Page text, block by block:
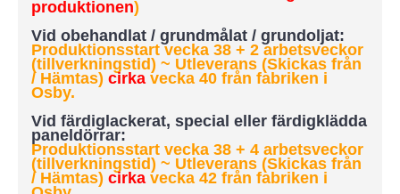
produktionen)
Vid obehandlat / grundmålat / grundoljat:
Produktionsstart vecka 38 + 2 arbetsveckor
(tillverkningstid) ~ Utleverans (Skickas från
/ Hämtas) cirka vecka 40 från fabriken i
Osby.
Vid färdiglackerat, special eller färdigklädda
paneldörrar:
Produktionsstart vecka 38 + 4 arbetsveckor
(tillverkningstid) ~ Utleverans (Skickas från
/ Hämtas) cirka vecka 42 från fabriken i